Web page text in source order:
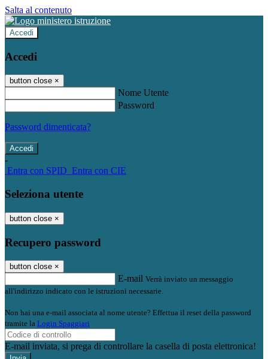
Salta al contenuto
Accedi
Accedi
button close ×
Nome Utente
Password
Password dimenticata?
-
Entra con SPID Entra con CIE
Seleziona utente
button close ×
Recupero password
button close ×
E-mail Verrà inviato un messaggio
all'indirizzo indicato con le istruzioni necessarie.
Non hai una e-mail associata al nome utente? Effettua il reset della password
tramite la Login Spaggiari
E-mail inviata, si prega di controllare la casella di posta elettronica!